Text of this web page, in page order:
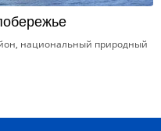
национальный природный